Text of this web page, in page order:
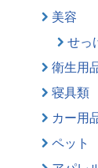
美容
せっ
衛生用
寝具類
カー用
ペット